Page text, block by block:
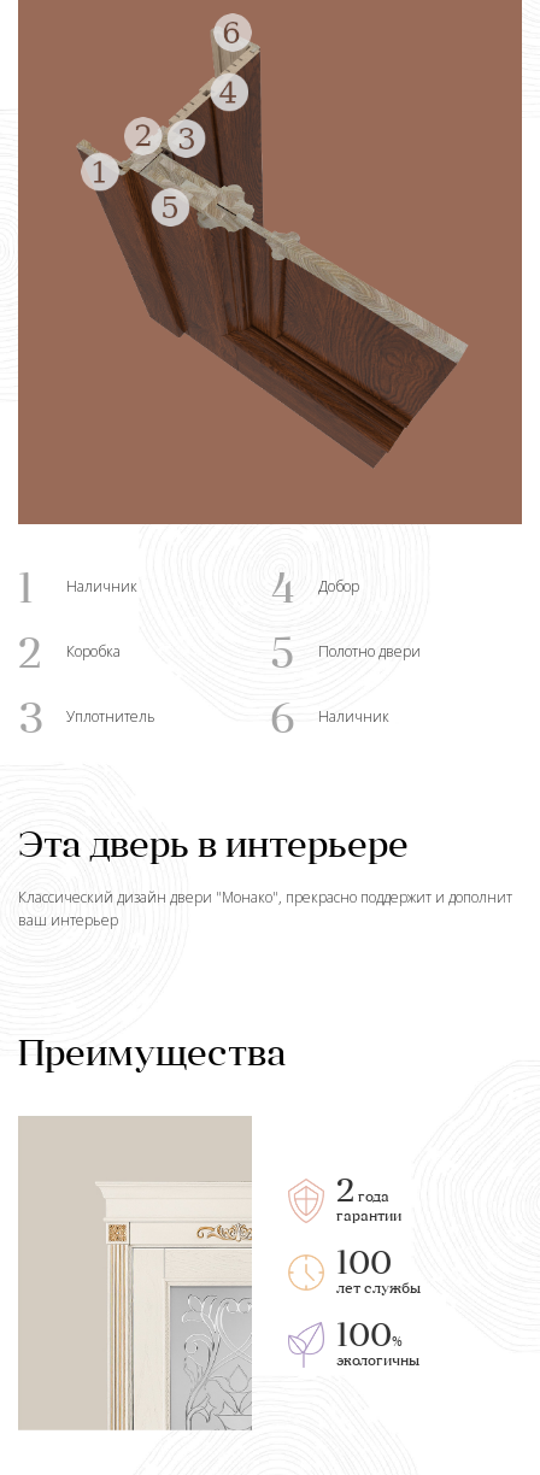
1 Наличник 4 Добор
2 Коробка 5 Полотно двери
3 Уплотнитель 6 Наличник
Эта дверь в интерьере
Классический дизайн двери "Монако", прекрасно поддержит и дополнит
ваш интерьер
Преимущества
2 года
гарантии
100
лет службы
100%
экологичны